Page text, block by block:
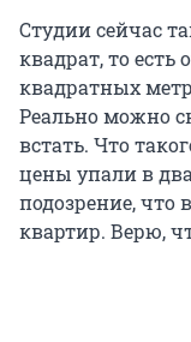
Студии сейчас
квадрат, то есть
квадратных
Реально можно
встать. Что
цены упали в
подозрение, что
квартир. Верю,